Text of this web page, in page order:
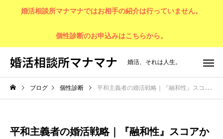
婚活相談所マナマナではお相手の紹介は行っていません。
個性診断のお申込みはこちらから。
婚活相談所マナマナ 婚活、それは人生。
ブログ 個性診断 平和主義者の婚活戦略｜『融和性』スコアから分かる最適なパートナー像
平和主義者の婚活戦略｜『融和性』スコアか